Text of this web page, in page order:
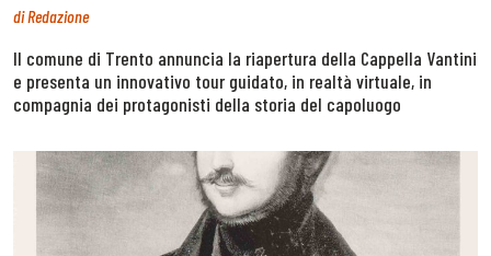
diRedazione
Il comune di Trento annuncia la riapertura della Cappella Vantini
e presenta un innovativo tour guidato, in realtà virtuale, in
compagnia dei protagonisti della storia del capoluogo